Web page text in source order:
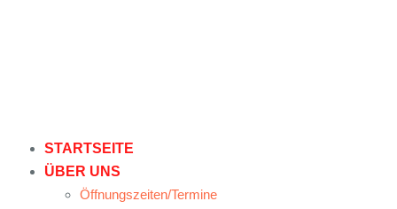
STARTSEITE
ÜBER UNS
Öffnungszeiten/Termine